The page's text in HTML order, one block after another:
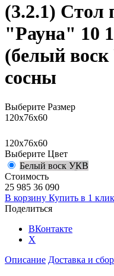
(3.2.1) Стол
"Рауна" 10
(белый
сосны
Выберите Размер
120x76x60
120x76x60
Выберите Цвет
Белый воск УКВ
Стоимость
25 985 36 090
В корзину Купить в 1 клик
Поделиться
ВКонтакте
X
Описание Доставка и